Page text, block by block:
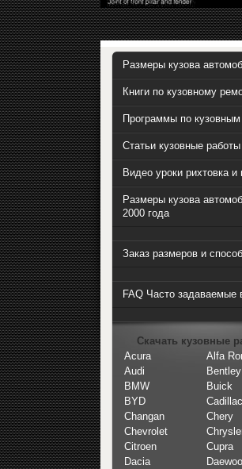
Размеры кузова
Книги по кузовному
Программы по
Статьи кузовные работы
Видео уроки рихтовка и
Размеры кузова
2000 года
Заказ размеров и
FAQ Часто задаваемые
Скачать кузовные
Acura
Alfa
Audi
Bentley
BMW
Buick
BYD
Cadillac
Changan
Chery
Chevrolet
Citroen
Cupra
Dacia
Daewoo